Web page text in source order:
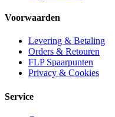
Voorwaarden
Levering & Betaling
Orders & Retouren
FLP Spaarpunten
Privacy & Cookies
Service